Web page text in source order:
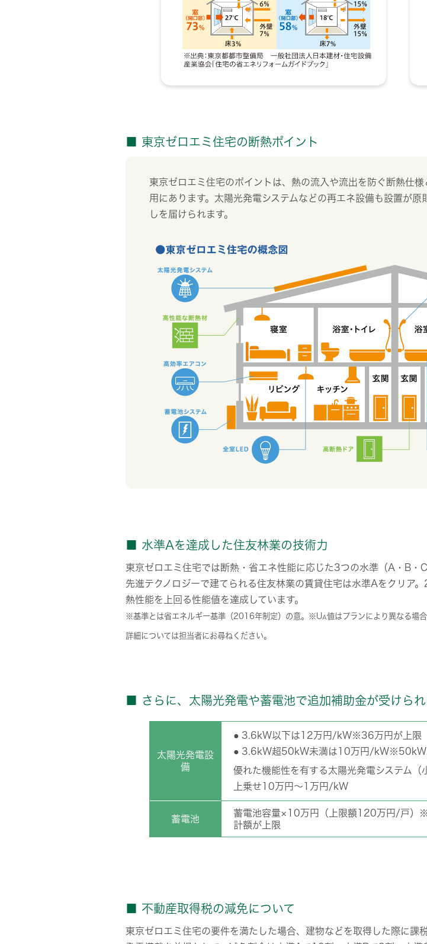
■ 東京ゼロエミ住宅の断熱ポイント
東京ゼロエミ住宅のポイントは、熱の流入や流出を防ぐ断熱仕
用にあります。太陽光発電システムなどの再エネ設備も設置が
しを届けられます。
■ 水準Aを達成した住友林業の技術力
東京ゼロエミ住宅では断熱・省エネ性能に応じた3つの水準（A・B・
先進テクノロジーで建てられる住友林業の賃貸住宅は水準Aをクリア
熱性能を上回る性能値を達成しています。
※基準とは省エネルギー基準（2016年制定）の意。 ※UA値はプランにより異なる場合
詳細については担当者にお尋ねください。
■ さらに、太陽光発電や蓄電池で追加補助金が受けられ
太陽光発電設
備
3.6kW以下は12万円/kW※36万円が上限
3.6kW超50kW未満は10万円/kW※50kW
優れた機能性を有する太陽光発電システム
上乗せ10万円～1万円/kW
蓄電池
蓄電池容量×10万円（上限額120万円/戸）
計額が上限
■ 不動産取得税の減免について
東京ゼロエミ住宅の要件を満たした場合、建物などを取得した際に課